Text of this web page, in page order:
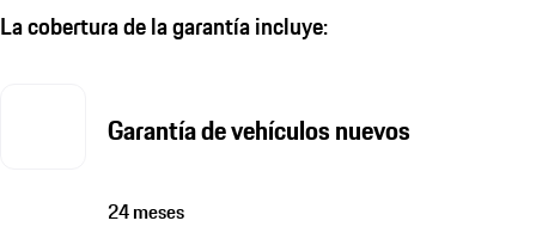
La cobertura de la garantía incluye:
Garantía de vehículos nuevos
24 meses